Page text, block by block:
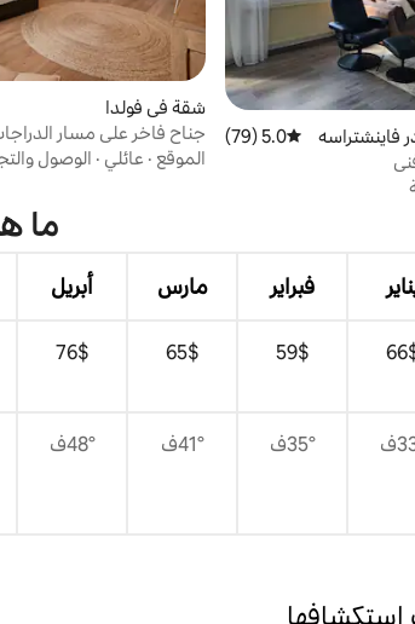
فاينشتراسه متوسط التقييم 5.0 من 5، 79 مراجعات
5.0 (79)
شقة في فولدا
جناح فاخر على مسار
الموقع · عائلي · الوصول
ما
فبراير مارس أبريل
$‏59
$‏65
$‏76
35°ف 41°ف 48°ف